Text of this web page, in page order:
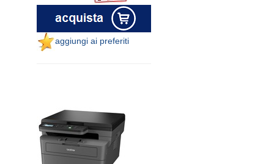
aggiungi ai preferiti